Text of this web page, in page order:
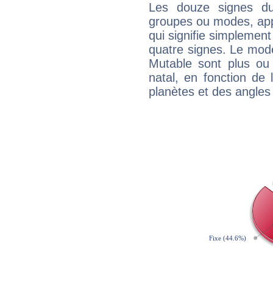
Les douze signes
groupes ou modes,
qui signifie
quatre signes. Le
Mutable sont plus
natal, en fonction de
planètes et des